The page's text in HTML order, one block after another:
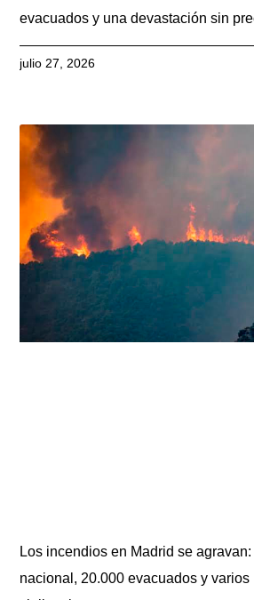
evacuados y una devastación sin
julio 27, 2026
Los incendios en Madrid se
nacional, 20.000 evacuados y